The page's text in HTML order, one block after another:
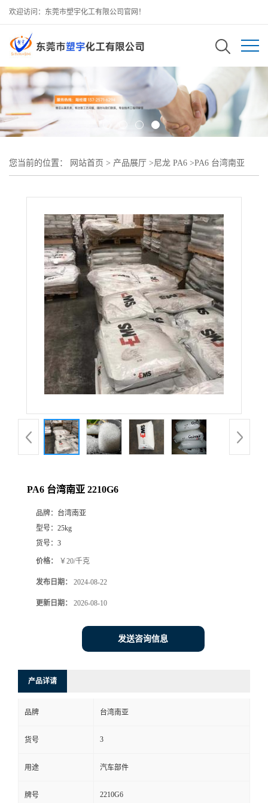
欢迎访问：东莞市塑宇化工有限公司官网！
您当前的位置： 网站首页 > 产品展厅 >尼龙 PA6 >PA6 台湾南亚
PA6 台湾南亚 2210G6
品牌： 台湾南亚
型号： 25kg
货号： 3
价格： ￥20/千克
发布日期： 2024-08-22
更新日期： 2026-08-10
发送咨询信息
产品详请
品牌 台湾南亚
货号 3
用途 汽车部件
牌号 2210G6